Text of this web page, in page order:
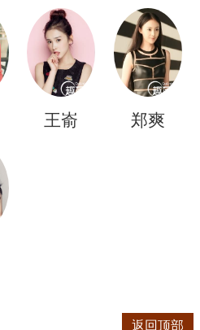
王嵛 郑爽
返回顶部